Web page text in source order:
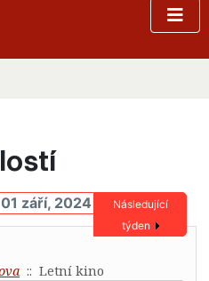
září, 2024
Následující
týden
:: Letní kino